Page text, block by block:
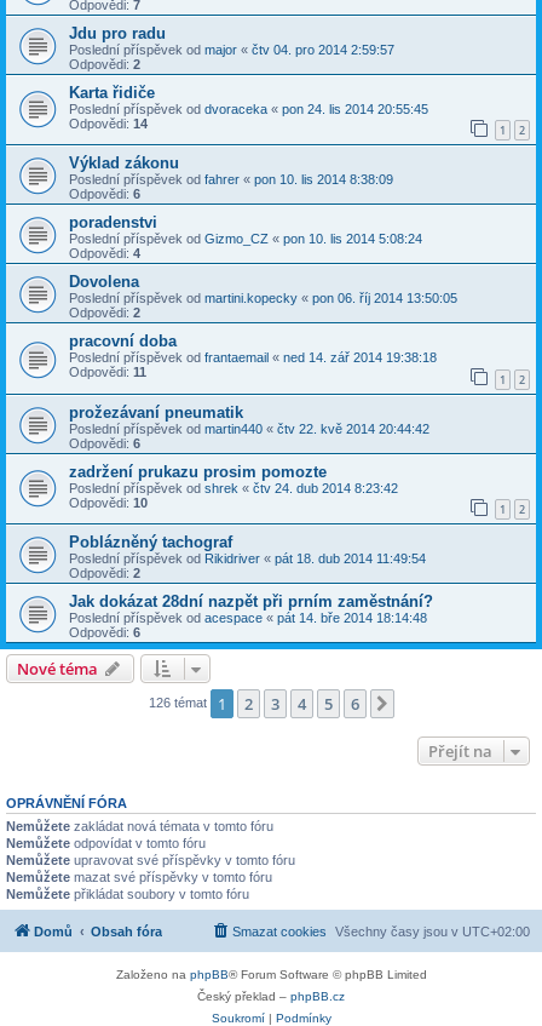
Odpovědi: 7
Jdu pro radu
Poslední příspěvek od major « čtv 04. pro 2014 2:59:57
Odpovědi: 2
Karta řidiče
Poslední příspěvek od dvoraceka « pon 24. lis 2014 20:55:45
Odpovědi: 14 1 2
Výklad zákonu
Poslední příspěvek od fahrer « pon 10. lis 2014 8:38:09
Odpovědi: 6
poradenstvi
Poslední příspěvek od Gizmo_CZ « pon 10. lis 2014 5:08:24
Odpovědi: 4
Dovolena
Poslední příspěvek od martini.kopecky « pon 06. říj 2014 13:50:05
Odpovědi: 2
pracovní doba
Poslední příspěvek od frantaemail « ned 14. zář 2014 19:38:18
Odpovědi: 11 1 2
prožezávaní pneumatik
Poslední příspěvek od martin440 « čtv 22. kvě 2014 20:44:42
Odpovědi: 6
zadržení prukazu prosim pomozte
Poslední příspěvek od shrek « čtv 24. dub 2014 8:23:42
Odpovědi: 10 1 2
Poblázněný tachograf
Poslední příspěvek od Rikidriver « pát 18. dub 2014 11:49:54
Odpovědi: 2
Jak dokázat 28dní nazpět při prním zaměstnání?
Poslední příspěvek od acespace « pát 14. bře 2014 18:14:48
Odpovědi: 6
Nové téma
126 témat 1 2 3 4 5 6
Přejít na
OPRÁVNĚNÍ FÓRA
Nemůžete zakládat nová témata v tomto fóru
Nemůžete odpovídat v tomto fóru
Nemůžete upravovat své příspěvky v tomto fóru
Nemůžete mazat své příspěvky v tomto fóru
Nemůžete přikládat soubory v tomto fóru
Domů Obsah fóra Všechny časy jsou v UTC+02:00
Smazat cookies
Založeno na phpBB® Forum Software © phpBB Limited
Český překlad – phpBB.cz
Soukromí| Podmínky